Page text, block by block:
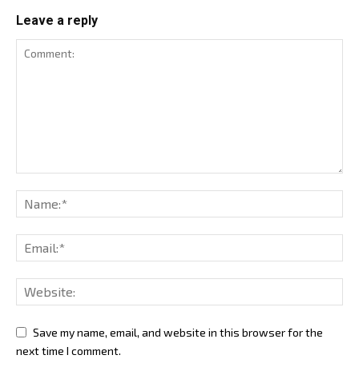
Leave a reply
Save my name, email, and website in this browser for the
next time I comment.